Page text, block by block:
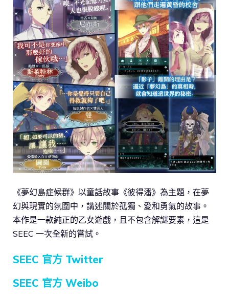
《夢幻島症候群》以童話故事《彼得潘》為主題，在夢
幻與現實的氛圍中，講述關於孤獨、愛和勇氣的故事。
本作是一款純正的乙女遊戲，且不包含解謎要素，這是
SEEC 一次全新的嘗試。
SEEC 官方 Twitter
SEEC 官方 Weibo